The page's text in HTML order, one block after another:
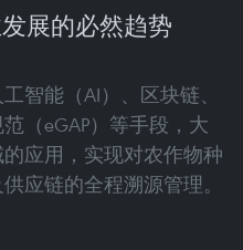
展的必然趋势
智能（AI）、区块链、
（eGAP）等手段，大
应用，实现对农作物种
应链的全程溯源管理。